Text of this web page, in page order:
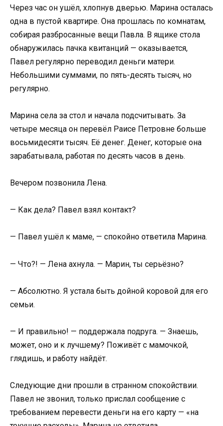
Через час он ушёл, хлопнув дверью. Марина осталась
одна в пустой квартире. Она прошлась по комнатам,
собирая разбросанные вещи Павла. В ящике стола
обнаружилась пачка квитанций — оказывается,
Павел регулярно переводил деньги матери.
Небольшими суммами, по пять-десять тысяч, но
регулярно.
Марина села за стол и начала подсчитывать. За
четыре месяца он перевёл Раисе Петровне больше
восьмидесяти тысяч. Её денег. Денег, которые она
зарабатывала, работая по десять часов в день.
Вечером позвонила Лена.
— Как дела? Павел взял контакт?
— Павел ушёл к маме, — спокойно ответила Марина.
— Что?! — Лена ахнула. — Марин, ты серьёзно?
— Абсолютно. Я устала быть дойной коровой для его
семьи.
— И правильно! — поддержала подруга. — Знаешь,
может, оно и к лучшему? Поживёт с мамочкой,
глядишь, и работу найдёт.
Следующие дни прошли в странном спокойствии.
Павел не звонил, только прислал сообщение с
требованием перевести деньги на его карту — «на